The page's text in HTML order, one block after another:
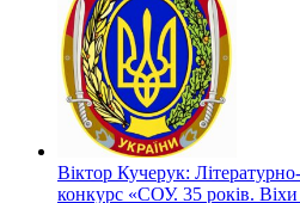
Віктор Кучерук:
конкурс «СОУ. 35 років. Віхи